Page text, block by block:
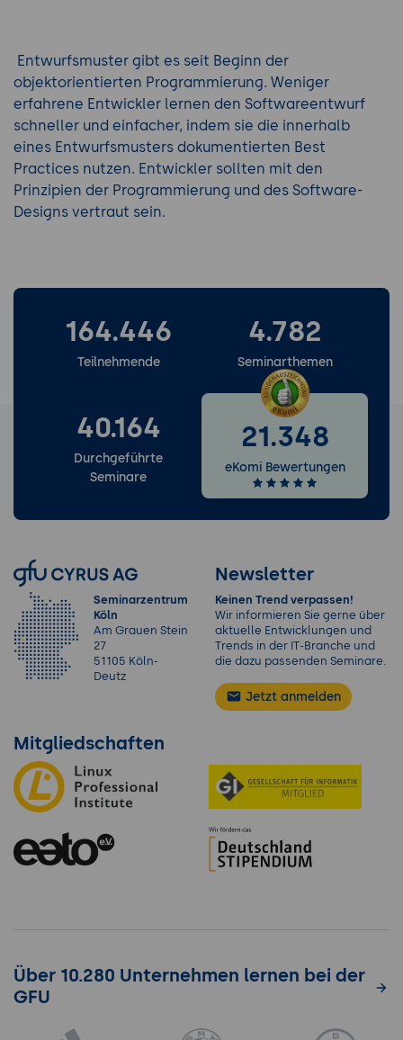
Entwurfsmuster gibt es seit Beginn der
objektorientierten Programmierung. Weniger
erfahrene Entwickler lernen den Softwareentwurf
schneller und einfacher, indem sie die innerhalb
eines Entwurfsmusters dokumentierten Best
Practices nutzen. Entwickler sollten mit den
Prinzipien der Programmierung und des Software-
Designs vertraut sein.
164.446
Teilnehmende
4.782
Seminarthemen
40.164
Durchgeführte
Seminare
21.348
eKomi Bewertungen
Seminarzentrum
Köln
Am Grauen Stein
27
51105 Köln-
Deutz
Newsletter
Keinen Trend verpassen!
Wir informieren Sie gerne über
aktuelle Entwicklungen und
Trends in der IT-Branche und
die dazu passenden Seminare.
Jetzt anmelden
Mitgliedschaften
Über 10.280 Unternehmen lernen bei der
GFU